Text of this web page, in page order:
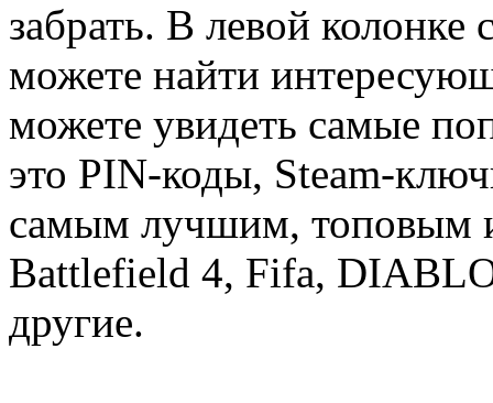
забрать. В левой
можете найти
можете увидеть самые
это PIN-коды, Steam-
самым лучшим, топовым
Battlefield 4, Fifa,
другие.